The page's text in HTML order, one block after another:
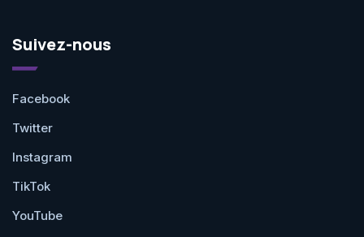
Suivez-nous
Facebook
Twitter
Instagram
TikTok
YouTube